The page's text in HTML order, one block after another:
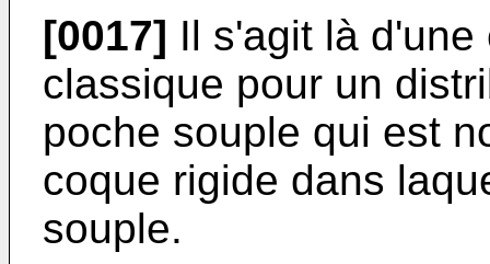
[0017] Il s'agit là
classique pour un
poche souple qui est
coque rigide dans
souple.